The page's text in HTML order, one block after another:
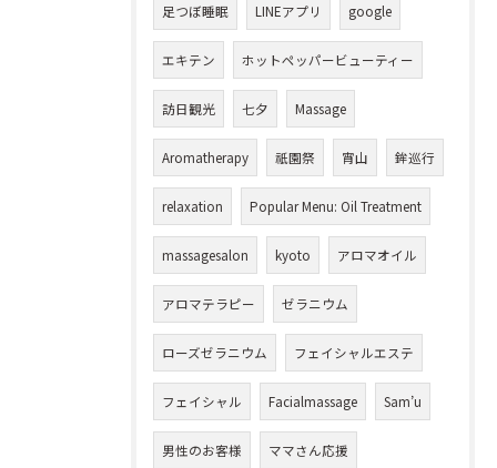
足つぼ睡眠 LINEアプリ google
エキテン ホットペッパービューティー
訪日観光 七夕 Massage
Aromatherapy 祇園祭 宵山 鉾巡行
relaxation Popular Menu: Oil Treatment
massagesalon kyoto アロマオイル
アロマテラピー ゼラニウム
ローズゼラニウム フェイシャルエステ
フェイシャル Facialmassage Sam’u
男性のお客様 ママさん応援